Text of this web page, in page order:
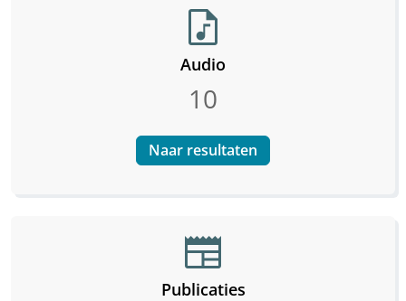
audio_file
Audio
10
Naar resultaten
newspaper
Publicaties